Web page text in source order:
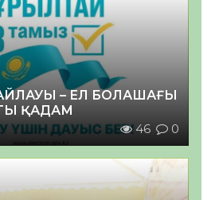
– ЕЛ БОЛАШАҒЫ
ҚАДАМ
46 0